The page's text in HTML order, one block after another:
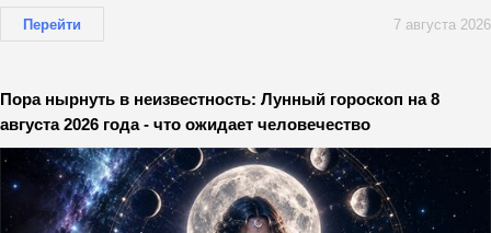
Перейти 7 августа 2026
Пора нырнуть в неизвестность: Лунный гороскоп на 8
августа 2026 года - что ожидает человечество